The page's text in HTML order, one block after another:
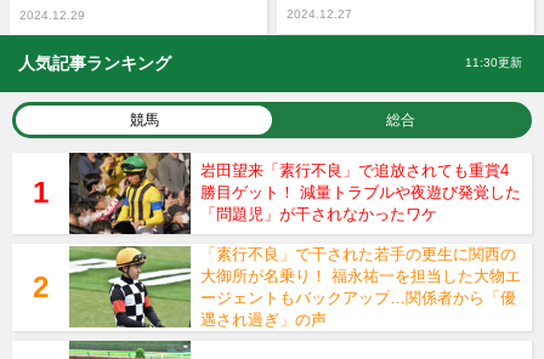
2024.12.29 2024.12.27
人気記事ランキング 11:30更新
競馬 総合
岩田望来「素行不良」で追放されても重賞4
勝目ゲット！ 減量トラブルや夜遊び発覚した
「問題児」が干されなかったワケ
「素行不良」で干された若手の更生に関西の
大御所が名乗り！ 福永祐一を担当した大物エ
ージェントもバックアップ…関係者から「優
遇され過ぎ」の声